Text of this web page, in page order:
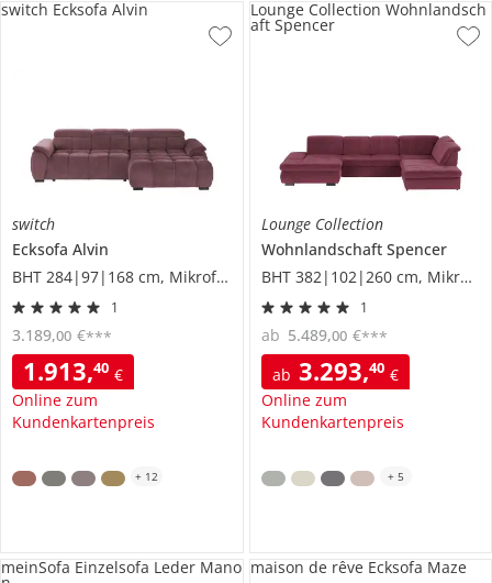
switch
Ecksofa Alvin
BHT 284|97|168 cm, Mikrofaser
1
1.913,40 €
Online zum
Kundenkartenpreis
3.189,00 €***
switch Ecksofa Alvin
+ 12
Lounge Collection
Wohnlandschaft Spencer
BHT 382|102|260 cm, Mikrofaser
1
ab 3.293,40 €
Online zum
Kundenkartenpreis
ab 5.489,00 €***
Lounge Collection Wohnlandsch
aft Spencer
+ 5
meinSofa Einzelsofa Leder Mano maison de rêve Ecksofa Maze